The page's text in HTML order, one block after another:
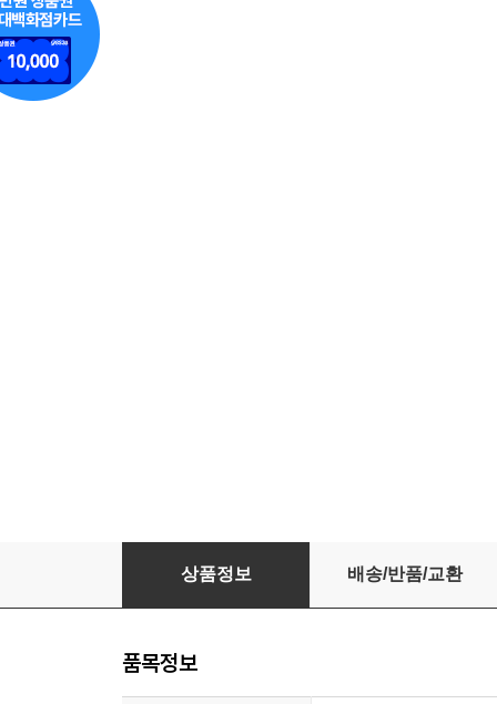
돼지코 아기공룡 임피의 모험
상품정보 배송/반품/교환
품목정보